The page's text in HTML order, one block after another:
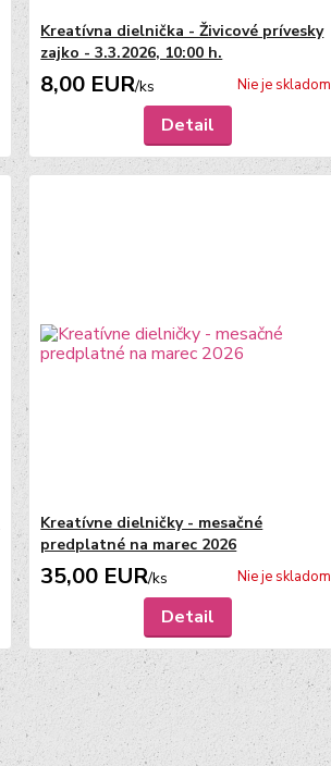
Kreatívna dielnička - Živicové prívesky
zajko - 3.3.2026, 10:00 h.
8,00 EUR/ks Nie je skladom
Detail
Kreatívne dielničky - mesačné
predplatné na marec 2026
35,00 EUR/ks Nie je skladom
Detail